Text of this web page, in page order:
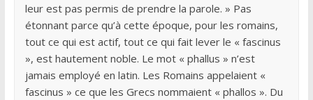
leur est pas permis de prendre la parole. » Pas
étonnant parce qu’à cette époque, pour les romains,
tout ce qui est actif, tout ce qui fait lever le « fascinus
», est hautement noble. Le mot « phallus » n’est
jamais employé en latin. Les Romains appelaient «
fascinus » ce que les Grecs nommaient « phallos ». Du